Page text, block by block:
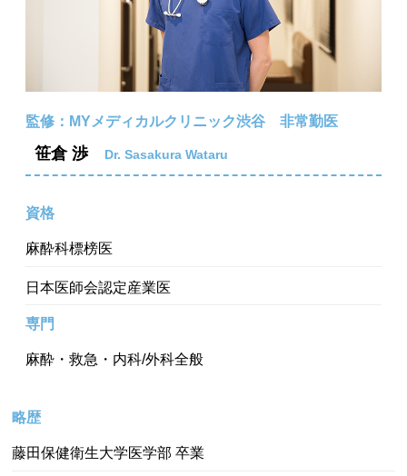
監修：MYメディカルクリニック渋谷 非常勤医
笹倉 渉 Dr. Sasakura Wataru
資格
麻酔科標榜医
日本医師会認定産業医
専門
麻酔・救急・内科/外科全般
略歴
藤田保健衛生大学医学部 卒業